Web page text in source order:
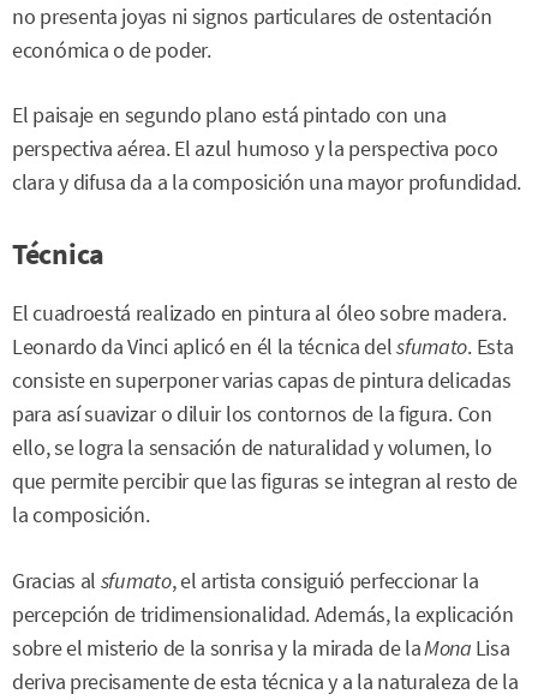
no presenta joyas ni signos particulares de ostentación
económica o de poder.
El paisaje en segundo plano está pintado con una
perspectiva aérea. El azul humoso y la perspectiva poco
clara y difusa da a la composición una mayor profundidad.
Técnica
El cuadroestá realizado en pintura al óleo sobre madera.
Leonardo da Vinci aplicó en él la técnica delsfumato. Esta
consiste en superponer varias capas de pintura delicadas
para así suavizar o diluir los contornos de la figura. Con
ello, se logra la sensación de naturalidad y volumen, lo
que permite percibir que las figuras se integran al resto de
la composición.
Gracias al sfumato, el artista consiguió perfeccionar la
percepción de tridimensionalidad. Además, la explicación
sobre el misterio de la sonrisa y la mirada de laMona Lisa
deriva precisamente de esta técnica y a la naturaleza de la